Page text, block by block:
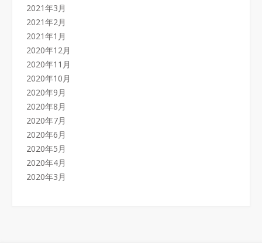
2021年3月
2021年2月
2021年1月
2020年12月
2020年11月
2020年10月
2020年9月
2020年8月
2020年7月
2020年6月
2020年5月
2020年4月
2020年3月